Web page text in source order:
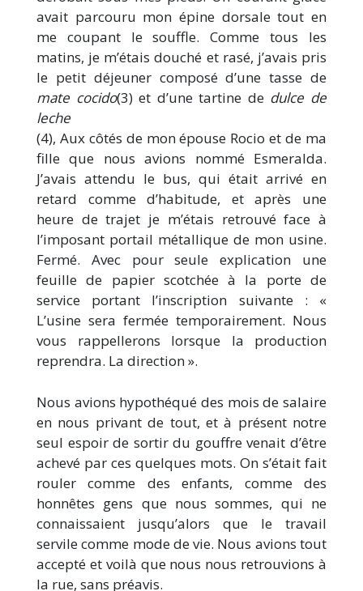
avait parcouru mon épine dorsale tout en
me coupant le souffle. Comme tous les
matins, je m’étais douché et rasé, j’avais pris
le petit déjeuner composé d’une tasse de
mate cocido(3) et d’une tartine de dulce de
leche
(4), Aux côtés de mon épouse Rocio et de ma
fille que nous avions nommé Esmeralda.
J’avais attendu le bus, qui était arrivé en
retard comme d’habitude, et après une
heure de trajet je m’étais retrouvé face à
l’imposant portail métallique de mon usine.
Fermé. Avec pour seule explication une
feuille de papier scotchée à la porte de
service portant l’inscription suivante : «
L’usine sera fermée temporairement. Nous
vous rappellerons lorsque la production
reprendra. La direction ».
Nous avions hypothéqué des mois de salaire
en nous privant de tout, et à présent notre
seul espoir de sortir du gouffre venait d’être
achevé par ces quelques mots. On s’était fait
rouler comme des enfants, comme des
honnêtes gens que nous sommes, qui ne
connaissaient jusqu’alors que le travail
servile comme mode de vie. Nous avions tout
accepté et voilà que nous nous retrouvions à
la rue, sans préavis.